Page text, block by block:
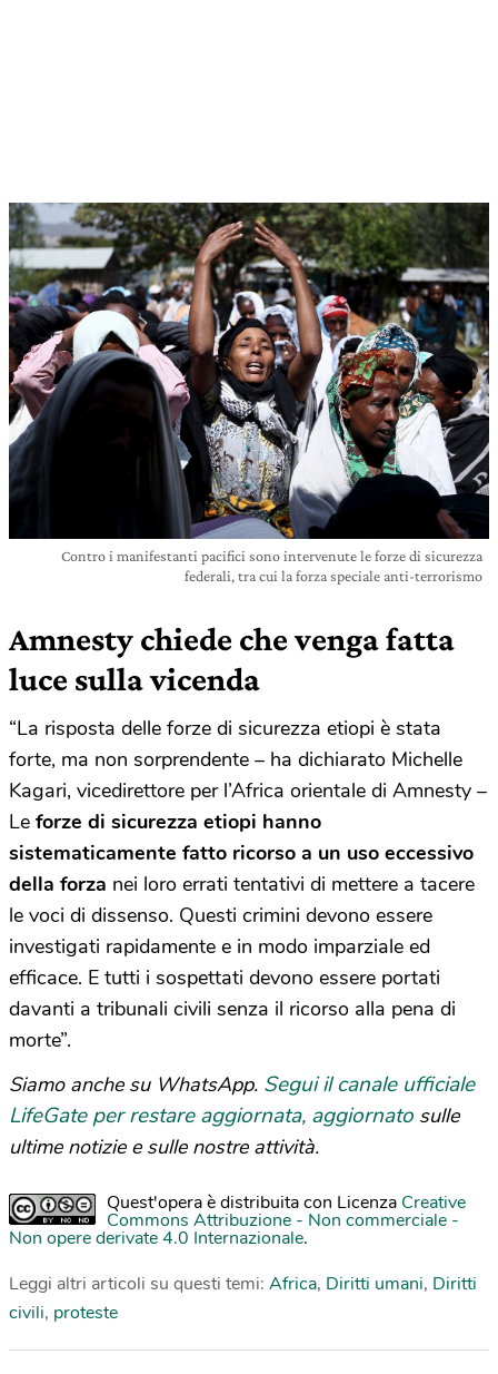
Contro i manifestanti pacifici sono intervenute le forze di sicurezza
federali, tra cui la forza speciale anti-terrorismo
Amnesty chiede che venga fatta
luce sulla vicenda
“La risposta delle forze di sicurezza etiopi è stata
forte, ma non sorprendente – ha dichiarato Michelle
Kagari, vicedirettore per l’Africa orientale di Amnesty –
Le forze di sicurezza etiopi hanno
sistematicamente fatto ricorso a un uso eccessivo
della forza nei loro errati tentativi di mettere a tacere
le voci di dissenso. Questi crimini devono essere
investigati rapidamente e in modo imparziale ed
efficace. E tutti i sospettati devono essere portati
davanti a tribunali civili senza il ricorso alla pena di
morte”.
Siamo anche su WhatsApp. Segui il canale ufficiale
LifeGate per restare aggiornata, aggiornato sulle
ultime notizie e sulle nostre attività.
Quest'opera è distribuita con Licenza Creative
Commons Attribuzione - Non commerciale -
Non opere derivate 4.0 Internazionale.
Leggi altri articoli su questi temi: Africa, Diritti umani, Diritti
civili, proteste